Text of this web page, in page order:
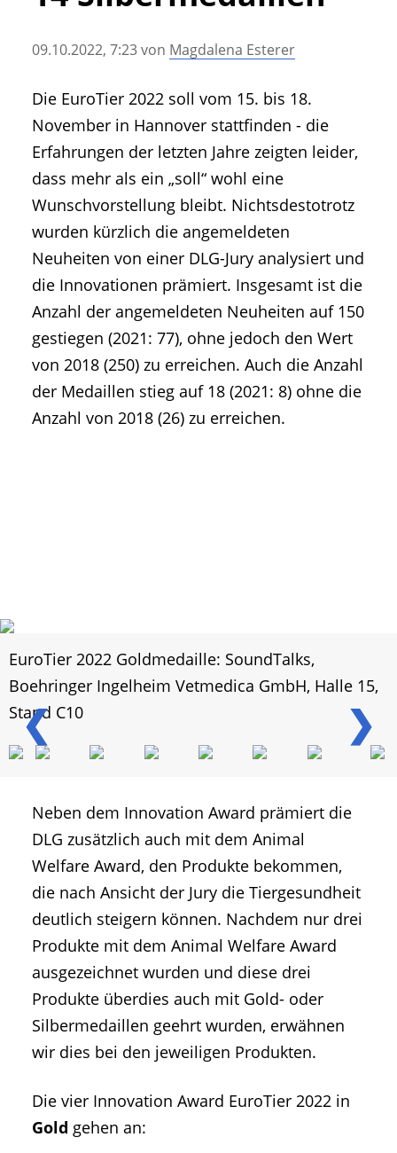
• Messen und Veranstaltungen
• Agritechnica Neuheiten Archiv
• Artikel nach Hersteller/Marke
09.10.2022, 7:23von Magdalena Esterer
Die EuroTier 2022 soll vom 15. bis 18.
November in Hannover stattfinden - die
Erfahrungen der letzten Jahre zeigten leider,
dass mehr als ein „soll“ wohl eine
Wunschvorstellung bleibt. Nichtsdestotrotz
wurden kürzlich die angemeldeten
Neuheiten von einer DLG-Jury analysiert und
die Innovationen prämiert. Insgesamt ist die
Anzahl der angemeldeten Neuheiten auf 150
gestiegen (2021: 77), ohne jedoch den Wert
von 2018 (250) zu erreichen. Auch die Anzahl
der Medaillen stieg auf 18 (2021: 8) ohne die
Anzahl von 2018 (26) zu erreichen.
❮ ❯
EuroTier 2022 Goldmedaille: SoundTalks,
Boehringer Ingelheim Vetmedica GmbH, Halle 15,
Stand C10
Neben dem Innovation Award prämiert die
DLG zusätzlich auch mit dem Animal
Welfare Award, den Produkte bekommen,
die nach Ansicht der Jury die Tiergesundheit
deutlich steigern können. Nachdem nur drei
Produkte mit dem Animal Welfare Award
ausgezeichnet wurden und diese drei
Produkte überdies auch mit Gold- oder
Silbermedaillen geehrt wurden, erwähnen
wir dies bei den jeweiligen Produkten.
Die vier Innovation Award EuroTier 2022 in
Gold gehen an: